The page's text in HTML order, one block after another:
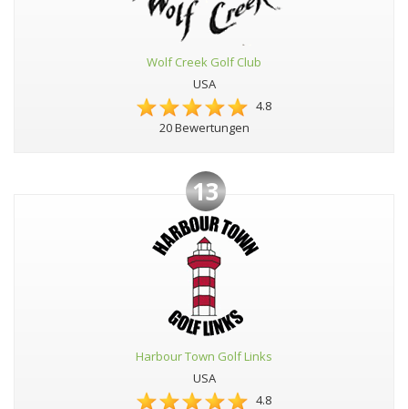
Wolf Creek Golf Club
USA
4.8
20 Bewertungen
13
Harbour Town Golf Links
USA
4.8